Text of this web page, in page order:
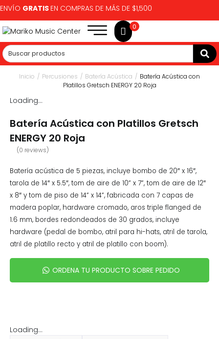
ENVÍO GRATIS EN COMPRAS DE MÁS DE $1,500
0
Inicio / Percusiones / Batería Acústica / Batería Acústica con
Platillos Gretsch ENERGY 20 Roja
Loading...
Batería Acústica con Platillos Gretsch
ENERGY 20 Roja
(0 reviews)
Batería acústica de 5 piezas, incluye bombo de 20″ x 16″,
tarola de 14″ x 5.5″, tom de aire de 10” x 7”, tom de aire de 12″
x 8″ y tom de piso de 14” x 14”, fabricada con 7 capas de
madera poplar, hardware cromado, aros triple flanged de
1.6 mm, bordes redondeados de 30 grados, incluye
hardware (pedal de bombo, atril para hi-hats, atril de tarola,
atril de platillo recto y atril de platillo con boom).
ORDENA TU PRODUCTO SOBRE PEDIDO
Loading...